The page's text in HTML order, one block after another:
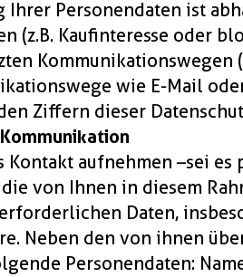
Ihrer Personendaten ist
(z.B. Kaufinteresse oder
Kommunikationswegen
wie E-Mail
Ziffern dieser
Kontakt aufnehmen – sei
von Ihnen in diesem
Daten,
Neben den von ihnen
Personendaten: